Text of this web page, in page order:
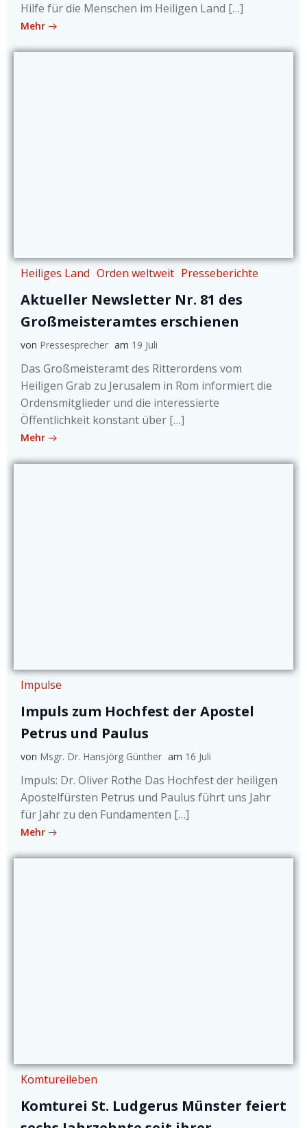
Hilfe für die Menschen im Heiligen Land […]
Mehr
Heiliges Land Orden weltweit Presseberichte
Aktueller Newsletter Nr. 81 des
Großmeisteramtes erschienen
von Pressesprecher am 19 Juli
Das Großmeisteramt des Ritterordens vom
Heiligen Grab zu Jerusalem in Rom informiert die
Ordensmitglieder und die interessierte
Öffentlichkeit konstant über […]
Mehr
Impulse
Impuls zum Hochfest der Apostel
Petrus und Paulus
von Msgr. Dr. Hansjörg Günther am 16 Juli
Impuls: Dr. Oliver Rothe Das Hochfest der heiligen
Apostelfürsten Petrus und Paulus führt uns Jahr
für Jahr zu den Fundamenten […]
Mehr
Komtureileben
Komturei St. Ludgerus Münster feiert